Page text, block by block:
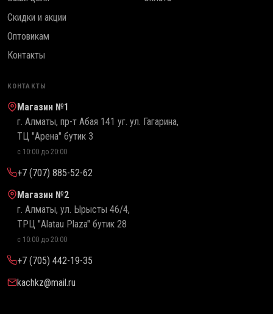
Скидки и акции
Оптовикам
Контакты
КОНТАКТЫ
Магазин №1
г. Алматы, пр-т Абая 141 уг. ул. Гагарина,
ТЦ "Арена" бутик 3
с 10:00 до 20:00
+7 (707) 885-52-62
Магазин №2
г. Алматы, ул. Ырысты 46/4,
ТРЦ "Alatau Plaza" бутик 28
с 10:00 до 20:00
+7 (705) 442-19-35
kachkz@mail.ru